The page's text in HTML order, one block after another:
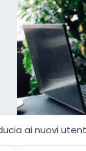
ai nuovi